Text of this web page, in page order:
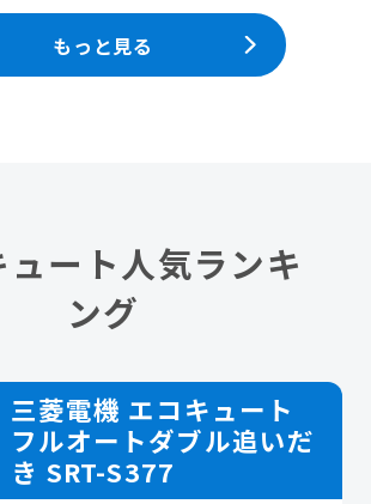
もっと見る
ュート人気ランキ
ング
三菱電機 エコキュート
フルオートダブル追いだ
き SRT-S377